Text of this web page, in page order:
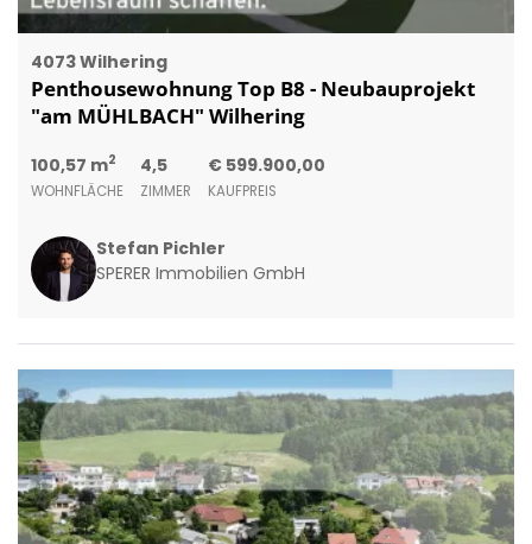
4073 Wilhering
Penthousewohnung Top B8 - Neubauprojekt
"am MÜHLBACH" Wilhering
100,57 m2
WOHNFLÄCHE
4,5
ZIMMER
€ 599.900,00
KAUFPREIS
Stefan Pichler
SPERER Immobilien GmbH